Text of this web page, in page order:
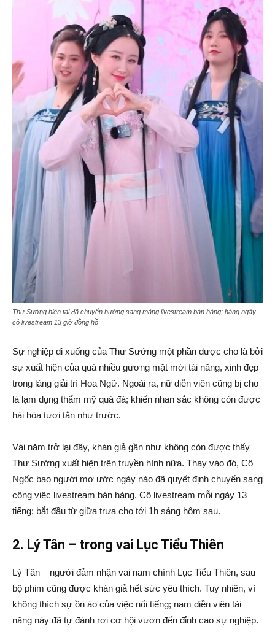
Thư Sướng hiện tại đã chuyển hướng sang mảng livestream bán hàng; hàng ngày
cô livestream 13 giờ đồng hồ
Sự nghiệp đi xuống của Thư Sướng một phần được cho là bởi
sự xuất hiện của quá nhiều gương mặt mới tài năng, xinh đẹp
trong làng giải trí Hoa Ngữ. Ngoài ra, nữ diễn viên cũng bị cho
là lạm dụng thẩm mỹ quá đà; khiến nhan sắc không còn được
hài hòa tươi tắn như trước.
Vài năm trở lại đây, khán giả gần như không còn được thấy
Thư Sướng xuất hiện trên truyền hình nữa. Thay vào đó, Cô
Ngốc bao người mơ ước ngày nào đã quyết định chuyển sang
công việc livestream bán hàng. Cô livestream mỗi ngày 13
tiếng; bắt đầu từ giữa trưa cho tới 1h sáng hôm sau.
2. Lý Tân – trong vai Lục Tiểu Thiên
Lý Tân – người đảm nhận vai nam chính Lục Tiểu Thiên, sau
bộ phim cũng được khán giả hết sức yêu thích. Tuy nhiên, vì
không thích sự ồn ào của việc nổi tiếng; nam diễn viên tài
năng này đã tự đánh rơi cơ hội vươn đến đỉnh cao sự nghiệp.